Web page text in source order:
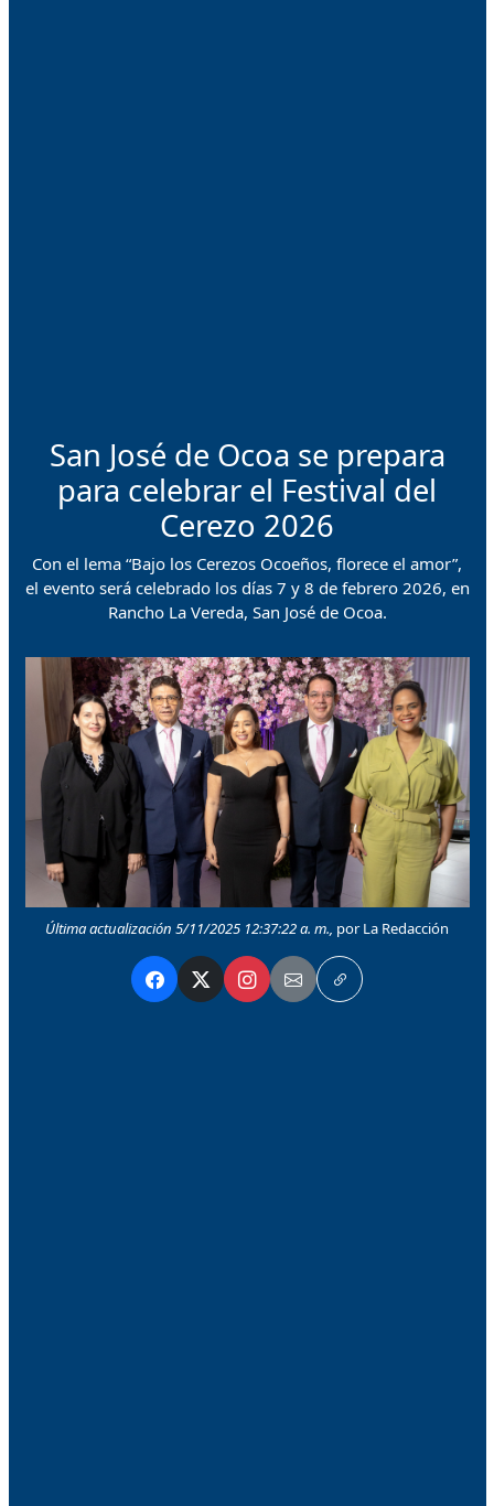
San José de Ocoa se prepara
para celebrar el Festival del
Cerezo 2026
Con el lema “Bajo los Cerezos Ocoeños, florece el amor”,
el evento será celebrado los días 7 y 8 de febrero 2026, en
Rancho La Vereda, San José de Ocoa.
Última actualización 5/11/2025 12:37:22 a. m., por La Redacción